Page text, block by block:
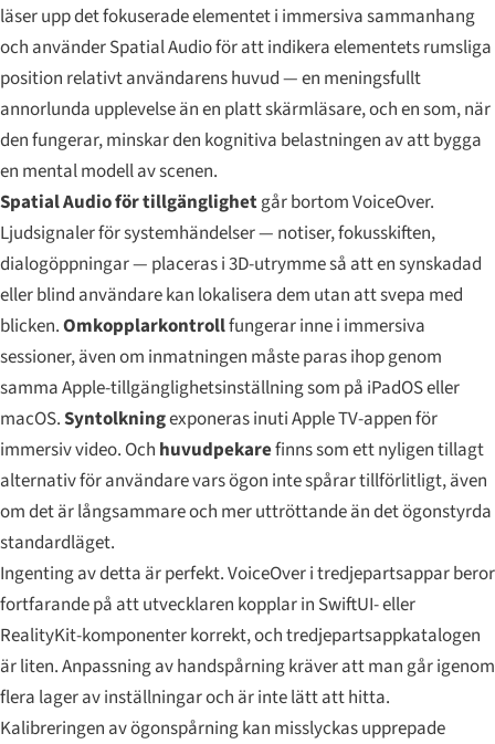
läser upp det fokuserade elementet i immersiva sammanhang
och använder Spatial Audio för att indikera elementets rumsliga
position relativt användarens huvud — en meningsfullt
annorlunda upplevelse än en platt skärmläsare, och en som, när
den fungerar, minskar den kognitiva belastningen av att bygga
en mental modell av scenen.
Spatial Audio för tillgänglighetgår bortom VoiceOver.
Ljudsignaler för systemhändelser — notiser, fokusskiften,
dialogöppningar — placeras i 3D-utrymme så att en synskadad
eller blind användare kan lokalisera dem utan att svepa med
blicken.Omkopplarkontrollfungerar inne i immersiva
sessioner, även om inmatningen måste paras ihop genom
samma Apple-tillgänglighetsinställning som på iPadOS eller
macOS.Syntolkningexponeras inuti Apple TV-appen för
immersiv video. Och huvudpekarefinns som ett nyligen tillagt
alternativ för användare vars ögon inte spårar tillförlitligt, även
om det är långsammare och mer uttröttande än det ögonstyrda
standardläget.
Ingenting av detta är perfekt. VoiceOver i tredjepartsappar beror
fortfarande på att utvecklaren kopplar in SwiftUI- eller
RealityKit-komponenter korrekt, och tredjepartsappkatalogen
är liten. Anpassning av handspårning kräver att man går igenom
flera lager av inställningar och är inte lätt att hitta.
Kalibreringen av ögonspårning kan misslyckas upprepade